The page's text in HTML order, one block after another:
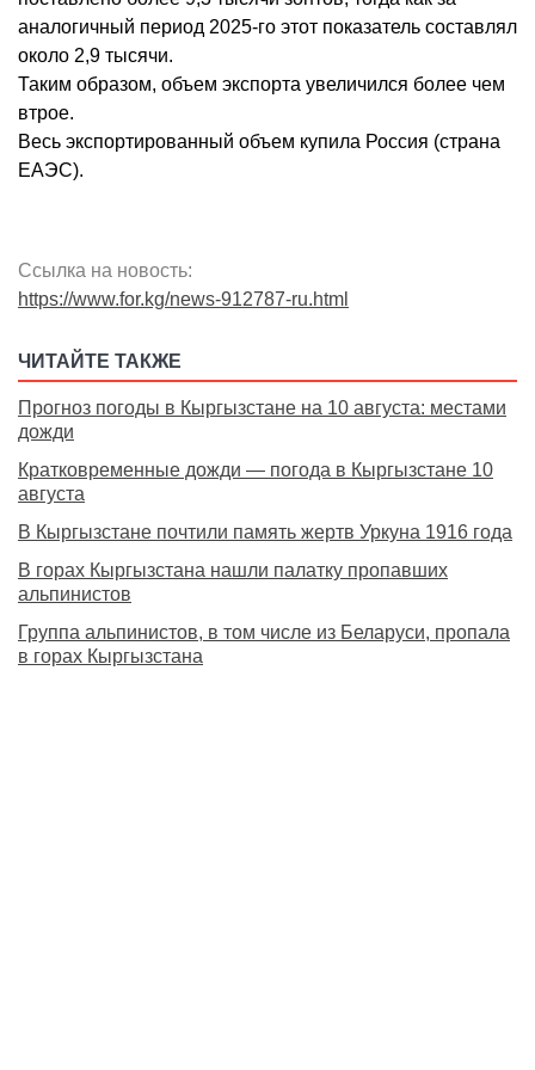
аналогичный период 2025-го этот показатель составлял
около 2,9 тысячи.
Таким образом, объем экспорта увеличился более чем
втрое.
Весь экспортированный объем купила Россия (страна
ЕАЭС).
Ссылка на новость:
https://www.for.kg/news-912787-ru.html
ЧИТАЙТЕ ТАКЖЕ
Прогноз погоды в Кыргызстане на 10 августа: местами
дожди
Кратковременные дожди — погода в Кыргызстане 10
августа
В Кыргызстане почтили память жертв Уркуна 1916 года
В горах Кыргызстана нашли палатку пропавших
альпинистов
Группа альпинистов, в том числе из Беларуси, пропала
в горах Кыргызстана